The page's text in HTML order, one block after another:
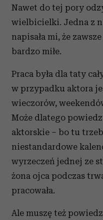
Nawet do tej pory
wielbicielki. Jedna z
napisała mi, że
bardzo miłe.
Praca była dla taty
w przypadku aktora
wieczorów,
Może dlatego
aktorskie – bo tu
niestandardowe
wyrzeczeń jednej ze
żona ojca podczas
pracowała.
Ale muszę też